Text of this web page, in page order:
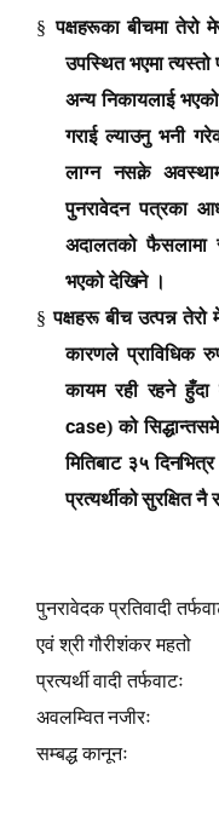
§ पक्षहरूका बीचमा तेरो
उपस्थित भएमा त्यस्तो
अन्य निकायलाई
गराई ल्याउनु भनी
लाग्न नसक्ने
पुनरावेदन पत्रका
अदालतको फैसलामा
भएको देखिने ।
§ पक्षहरू बीच उत्पन्न तेरो
कारणले प्राविधिक
कायम रही रहने हुँदा
case) को
मितिबाट ३५
प्रत्यर्थीको सुरक्षित नै
पुनरावेदक प्रतिवादी
एवं श्री गौरीशंकर महतो
प्रत्यर्थी वादी तर्फवाटः
अवलम्वित नजीरः
सम्बद्ध कानूनः